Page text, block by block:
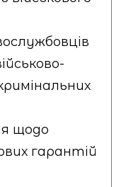
щодо
гарантій